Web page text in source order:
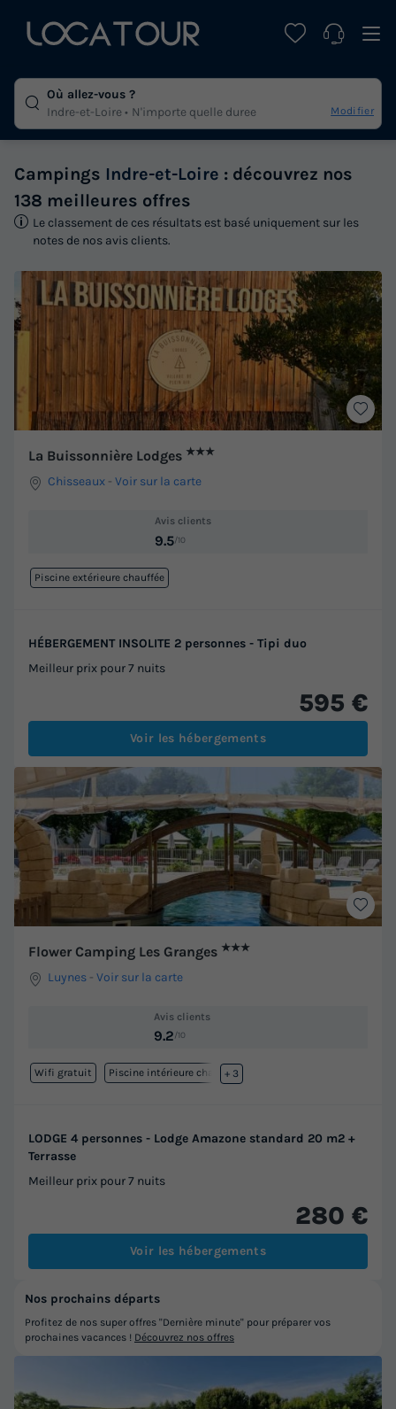
Où allez-vous ?
Indre-et-Loire
N'importe quelle duree Modifier
Campings Indre-et-Loire : découvrez nos
138 meilleures offres
Le classement de ces résultats est basé uniquement sur les
notes de nos avis clients.
La Buissonnière Lodges ★★★
Chisseaux -Voir sur la carte
Avis clients
9.5/10
Piscine extérieure chauffée
HÉBERGEMENT INSOLITE 2 personnes - Tipi duo
Meilleur prix pour 7 nuits
595 €
Voir les hébergements
Flower Camping Les Granges ★★★
Luynes -Voir sur la carte
Avis clients
9.2/10
Wifi gratuit Piscine intérieure chauffée
+ 3
LODGE 4 personnes - Lodge Amazone standard 20 m2 +
Terrasse
Meilleur prix pour 7 nuits
280 €
Voir les hébergements
Nos prochains départs
Profitez de nos super offres "Dernière minute" pour préparer vos
prochaines vacances ! Découvrez nos offres